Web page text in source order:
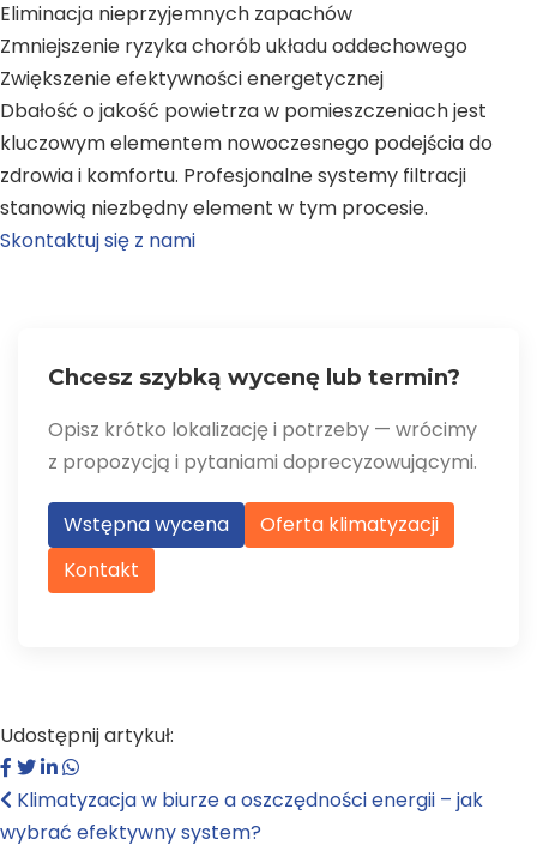
Eliminacja nieprzyjemnych zapachów
Zmniejszenie ryzyka chorób układu oddechowego
Zwiększenie efektywności energetycznej
Dbałość o jakość powietrza w pomieszczeniach jest
kluczowym elementem nowoczesnego podejścia do
zdrowia i komfortu. Profesjonalne systemy filtracji
stanowią niezbędny element w tym procesie.
Skontaktuj się z nami
Chcesz szybką wycenę lub termin?
Opisz krótko lokalizację i potrzeby — wrócimy
z propozycją i pytaniami doprecyzowującymi.
Wstępna wycena
Oferta klimatyzacji
Kontakt
Udostępnij artykuł:
Klimatyzacja w biurze a oszczędności energii – jak
wybrać efektywny system?